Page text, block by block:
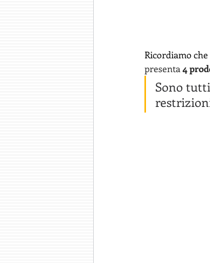
Ricordiamo che
presenta 4
Sono tutti